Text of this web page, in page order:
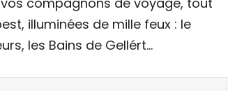
illuminées de mille feux : le
les Bains de Gellért…